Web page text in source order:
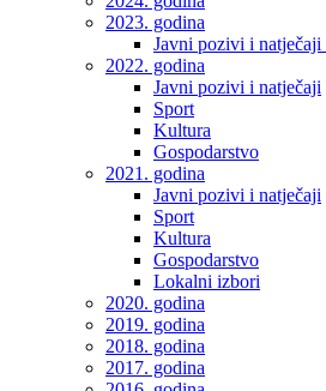
2023. godina
Javni pozivi i natječaji
2022. godina
Javni pozivi i natječaji
Sport
Kultura
Gospodarstvo
2021. godina
Javni pozivi i natječaji
Sport
Kultura
Gospodarstvo
Lokalni izbori
2020. godina
2019. godina
2018. godina
2017. godina